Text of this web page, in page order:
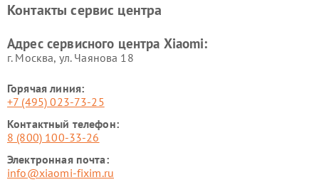
Ремонт стиральных машин
Ремонт смарт-часов Xiaomi
Контакты сервис центра
Адрес сервисного центра Xiaomi:
г. Москва, ул. Чаянова 18
Горячая линия:
+7 (495) 023-73-25
Контактный телефон:
8 (800) 100-33-26
Электронная почта:
info@xiaomi-fixim.ru